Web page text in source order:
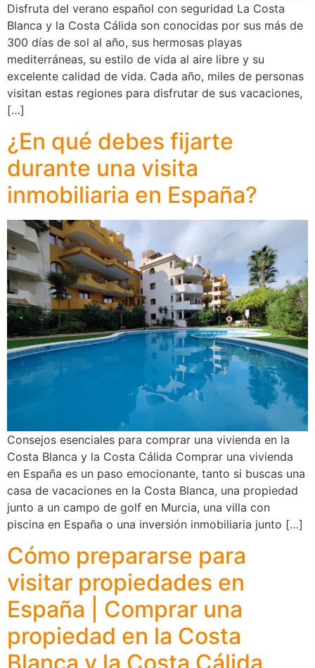
Disfruta del verano español con seguridad La Costa
Blanca y la Costa Cálida son conocidas por sus más de
300 días de sol al año, sus hermosas playas
mediterráneas, su estilo de vida al aire libre y su
excelente calidad de vida. Cada año, miles de personas
visitan estas regiones para disfrutar de sus vacaciones,
[…]
¿En qué debes fijarte
durante una visita
inmobiliaria en España?
Consejos esenciales para comprar una vivienda en la
Costa Blanca y la Costa Cálida Comprar una vivienda
en España es un paso emocionante, tanto si buscas una
casa de vacaciones en la Costa Blanca, una propiedad
junto a un campo de golf en Murcia, una villa con
piscina en España o una inversión inmobiliaria junto […]
Cómo prepararse para
visitar propiedades en
España | Comprar una
propiedad en la Costa